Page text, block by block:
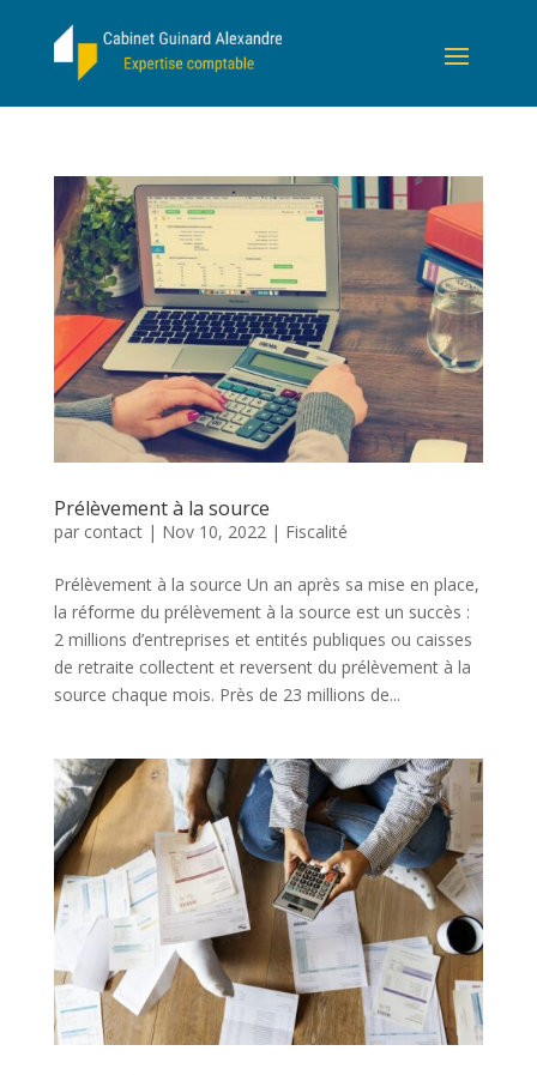
Prélèvement à la source
par contact| Nov 10, 2022 | Fiscalité
Prélèvement à la source Un an après sa mise en place,
la réforme du prélèvement à la source est un succès :
2 millions d’entreprises et entités publiques ou caisses
de retraite collectent et reversent du prélèvement à la
source chaque mois. Près de 23 millions de...